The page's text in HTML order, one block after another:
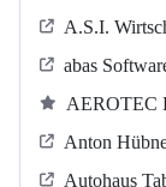
A.S.I.
abas
AEROTEC
Anton
Autohaus